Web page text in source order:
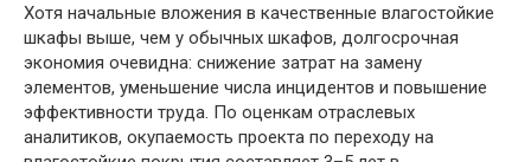
Хотя начальные вложения в качественные влагостойкие
шкафы выше, чем у обычных шкафов, долгосрочная
экономия очевидна: снижение затрат на замену
элементов, уменьшение числа инцидентов и повышение
эффективности труда. По оценкам отраслевых
аналитиков, окупаемость проекта по переходу на